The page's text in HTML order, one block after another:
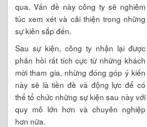
qua. Vấn đề này công ty sẽ nghiêm
túc xem xét và cải thiện trong những
sự kiên sắp đến.
Sau sự kiện, công ty nhận lại được
phản hồi rất tích cực từ những khách
mời tham gia, những đóng góp ý kiến
này sẽ là tiền đề và động lực để có
thể tổ chức những sự kiện sau này với
quy mô lớn hơn và chuyên nghiệp
hơn nữa.